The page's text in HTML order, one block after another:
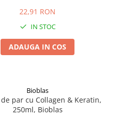
22,91 RON
IN STOC
ADAUGA IN COS
Bioblas
par cu Collagen & Keratin,
250ml, Bioblas